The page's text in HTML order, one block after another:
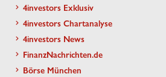
4investors Exklusiv
4investors Chartanalyse
4investors News
FinanzNachrichten.de
Börse München